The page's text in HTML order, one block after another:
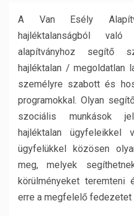
A Van Esély
hajléktalanságból
alapítványhoz segítő
hajléktalan / megoldatlan
személyre szabott és
programokkal. Olyan
szociális munkások
hajléktalan ügyfeleikkel
ügyfelükkel közösen
meg, melyek
körülményeket
erre a megfelelő fedezetet